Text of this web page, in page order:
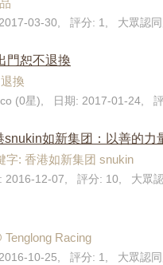
03-30, 評分: 1, 大眾認
門恕不退換
換
(0星), 日期: 2017-01-24,
snukin如新集团：以善的
: 香港如新集团 snukin
2016-12-07, 評分: 10, 大眾
Racing
10-25, 評分: 1, 大眾認同